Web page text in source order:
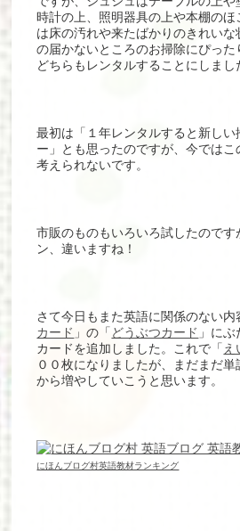
時計の上、照明器具の上や本棚のほ
は床の汚れや来たばかりのきれい
の届かないところのお掃除にぴっ
どちらもレンタルすることにしまし
最初は「１年レンタルすると新し
ー」とも思ったのですが、今では
考えられないです。
市販のものもいろいろ試したのです
ン、違いますね！
さて今日もまた英語に関係のない内
カード 」の「 どうぶつカード 」に
カードを追加しました。これで「 え
００枚になりましたが、まだまだ
から増やしていこうと思います。
にほんブログ村英語教材ランキング